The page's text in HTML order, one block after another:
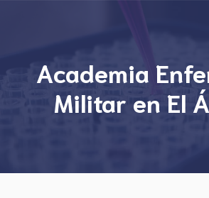
Academia
Militar en El